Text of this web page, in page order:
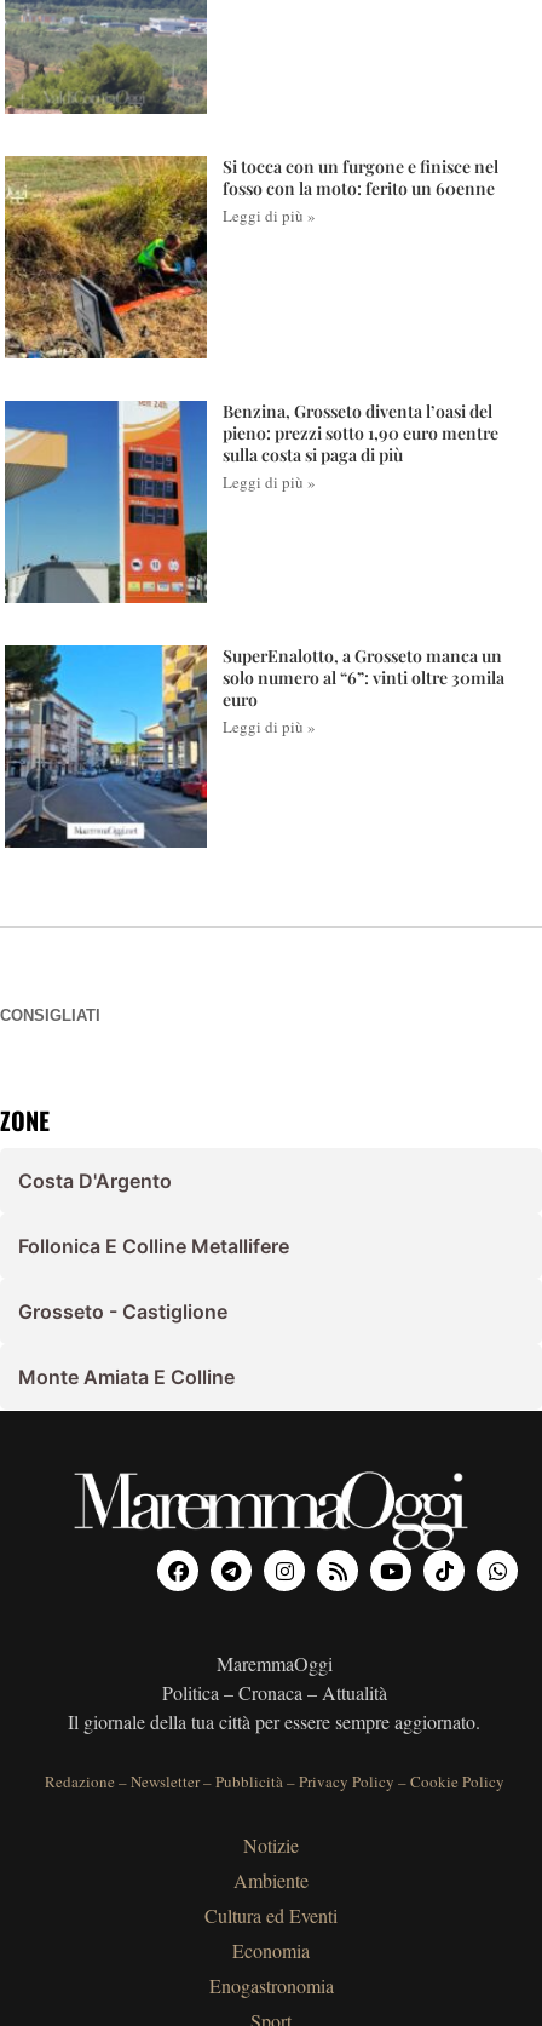
Si tocca con un furgone e finisce nel
fosso con la moto: ferito un 60enne
Leggi di più »
Benzina, Grosseto diventa l’oasi del
pieno: prezzi sotto 1,90 euro mentre
sulla costa si paga di più
Leggi di più »
SuperEnalotto, a Grosseto manca un
solo numero al “6”: vinti oltre 30mila
euro
Leggi di più »
CONSIGLIATI
ZONE
Costa D'Argento
Follonica E Colline Metallifere
Grosseto - Castiglione
Monte Amiata E Colline
MaremmaOggi
Politica – Cronaca – Attualità
Il giornale della tua città per essere sempre aggiornato.
Redazione –Newsletter–Pubblicità–Privacy Policy –Cookie Policy
Notizie
Ambiente
Cultura ed Eventi
Economia
Enogastronomia